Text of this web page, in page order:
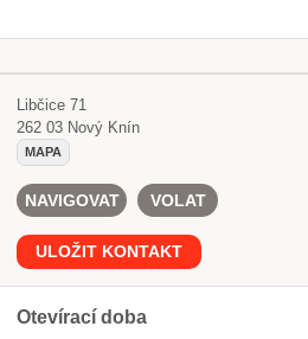
Libčice 71
262 03 Nový Knín
MAPA
NAVIGOVAT VOLAT
ULOŽIT KONTAKT
Otevírací doba